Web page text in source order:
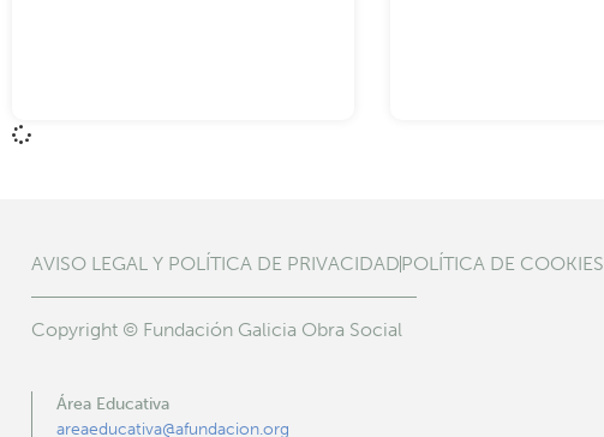
AVISO LEGAL Y POLÍTICA DE PRIVACIDADPOLÍTICA DE COOKIES
Copyright © Fundación Galicia Obra Social
Área Educativa
areaeducativa@afundacion.org